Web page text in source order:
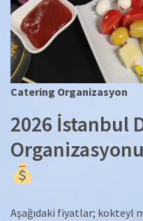
Catering Organizasyon
2026 İstanbul
Aşağıdaki fiyatlar; kokteyl